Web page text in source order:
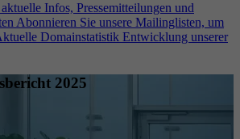
Infos, Pressemitteilungen und
Abonnieren Sie unsere Mailinglisten, um
Domainstatistik Entwicklung unserer
2025